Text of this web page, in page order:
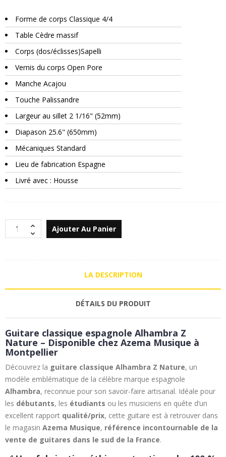
Forme de corps Classique 4/4
Table Cèdre massif
Corps (dos/éclisses)Sapelli
Vernis du corps Open Pore
Manche Acajou
Touche Palissandre
Largeur au sillet 2 1/16" (52mm)
Diapason 25.6" (650mm)
Mécaniques Standard
Lieu de fabrication Espagne
Livré avec : Housse
Ajouter Au Panier
LA DESCRIPTION
DÉTAILS DU PRODUIT
Guitare classique espagnole Alhambra Z
Nature – Disponible chez Azema Musique à
Montpellier
Découvrez la guitare classique Alhambra Z Nature, un
modèle emblématique de la célèbre marque espagnole
Alhambra, reconnue pour son savoir-faire artisanal. Idéale pour
les débutants, les étudiants ou les musiciens en quête d’un
excellent rapport qualité/prix, cette guitare est à retrouver dans
le magasin Azema Musique, référence incontournable de la
vente de guitares dans le sud de la France.